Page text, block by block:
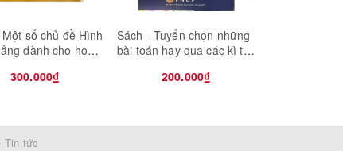
số chủ đề Hình
dành cho học
300.000₫
Sách - Tuyển chọn những
bài toán hay qua các kì thi
200.000₫
Tin tức